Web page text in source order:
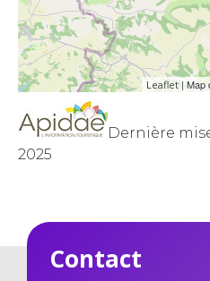
Leaflet | Map
Dernière
2025
Contact